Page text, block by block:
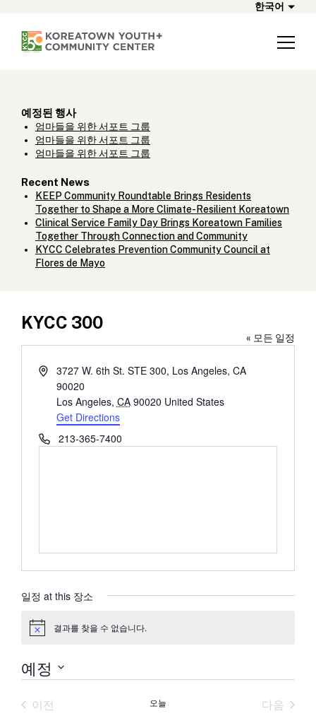
한국어
예정된 행사
엄마들을 위한 서포트 그룹
엄마들을 위한 서포트 그룹
엄마들을 위한 서포트 그룹
Recent News
KEEP Community Roundtable Brings Residents
Together to Shape a More Climate-Resilient Koreatown
Clinical Service Family Day Brings Koreatown Families
Together Through Connection and Community
KYCC Celebrates Prevention Community Council at
Flores de Mayo
KYCC 300
« 모든 일정
Address3727 W. 6th St. STE 300, Los Angeles, CA
90020
Los Angeles, CA 90020 United States
Get Directions
Phone213-365-7400
일정 at this 장소
공
결과를 찾을 수 없습니다.
예정
를
이전
오늘
다음